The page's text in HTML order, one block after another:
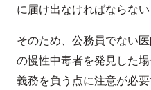
に届け出なければならな
そのため、公務員でない
の慢性中毒者を発見した
義務を負う点に注意が必要